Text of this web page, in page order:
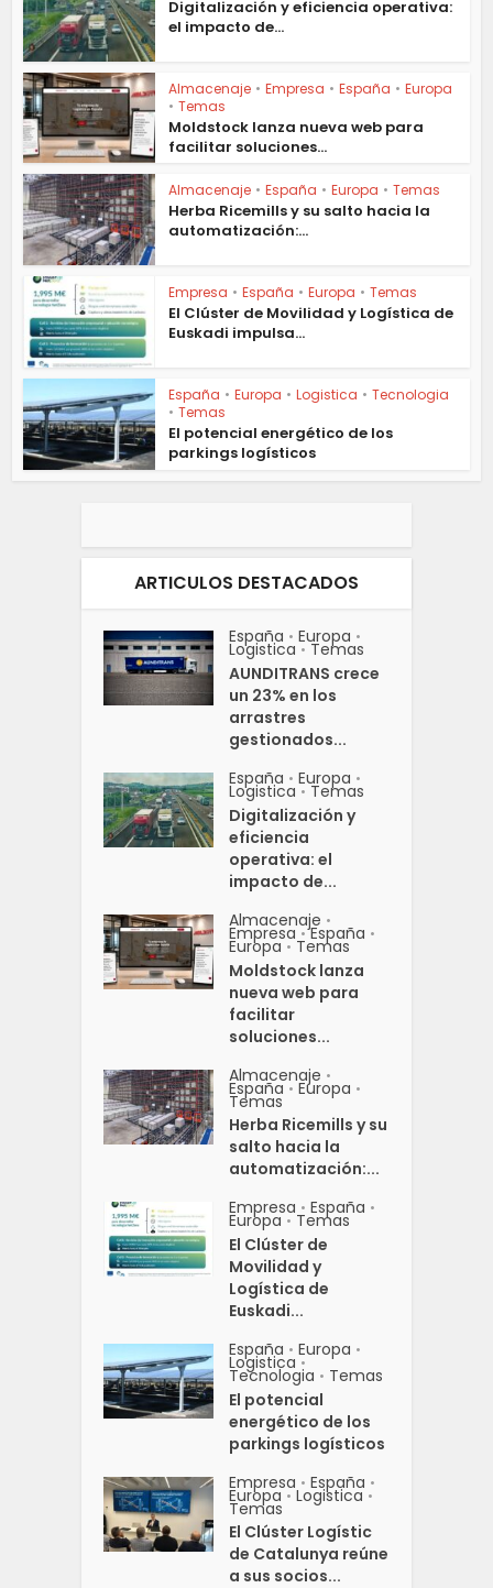
Digitalización y eficiencia operativa:
el impacto de...
Almacenaje • Empresa • España • Europa
• Temas
Moldstock lanza nueva web para
facilitar soluciones...
Almacenaje • España • Europa • Temas
Herba Ricemills y su salto hacia la
automatización:...
Empresa • España • Europa • Temas
El Clúster de Movilidad y Logística de
Euskadi impulsa...
España • Europa • Logistica • Tecnologia
• Temas
El potencial energético de los
parkings logísticos
ARTICULOS DESTACADOS
España • Europa •
Logistica • Temas
AUNDITRANS crece
un 23% en los
arrastres
gestionados...
España • Europa •
Logistica • Temas
Digitalización y
eficiencia
operativa: el
impacto de...
Almacenaje •
Empresa • España •
Europa • Temas
Moldstock lanza
nueva web para
facilitar
soluciones...
Almacenaje •
España • Europa •
Temas
Herba Ricemills y su
salto hacia la
automatización:...
Empresa • España •
Europa • Temas
El Clúster de
Movilidad y
Logística de
Euskadi...
España • Europa •
Logistica •
Tecnologia • Temas
El potencial
energético de los
parkings logísticos
Empresa • España •
Europa • Logistica •
Temas
El Clúster Logístic
de Catalunya reúne
a sus socios...